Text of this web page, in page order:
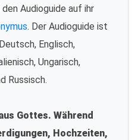
Audioguide auf ihr
. Der Audioguide ist
Englisch,
Ungarisch,
Russisch.
Gottes. Während
Hochzeiten,